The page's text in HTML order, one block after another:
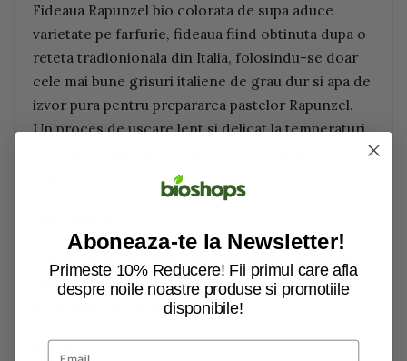
Fideaua Rapunzel bio colorata de supa aduce
varietate pe farfurie, fideaua fiind obtinuta dupa o
reteta tradionionala din Italia, folosindu-se doar
cele mai bune grisuri italiene de grau dur si apa de
izvor pura pentru prepararea pastelor Rapunzel.
Un proces de uscare lent si delicat la temperaturi
scazute asigura aroma tipica si muscatura perfecta
gris de grau dur, pudra de rosii, pudra de sfecla
rosie, pudra de spanac. Provin din 100%
agricultura ecologica.
Aboneaza-te la Newsletter!
Primeste 10% Reducere! Fii primul care afla
despre noile noastre produse si promotiile
disponibile!